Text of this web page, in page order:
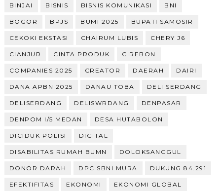
BINJAI BISNIS BISNIS KOMUNIKASI BNI
BOGOR BPJS BUMI 2025 BUPATI SAMOSIR
CEKOKI EKSTASI CHAIRUM LUBIS CHERY J6
CIANJUR CINTA PRODUK CIREBON
COMPANIES 2025 CREATOR DAERAH DAIRI
DANA APBN 2025 DANAU TOBA DELI SERDANG
DELISERDANG DELISWRDANG DENPASAR
DENPOM I/5 MEDAN DESA HUTABOLON
DICIDUK POLISI DIGITAL
DISABILITAS RUMAH BUMN DOLOKSANGGUL
DONOR DARAH DPC SBNI MURA DUKUNG 84.291
EFEKTIFITAS EKONOMI EKONOMI GLOBAL